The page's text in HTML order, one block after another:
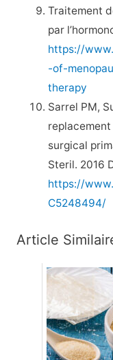
Traitement
par
https://
-of-
therapy
Sarrel PM,
surgical
Steril. 2016
https://
C5248494/
Article